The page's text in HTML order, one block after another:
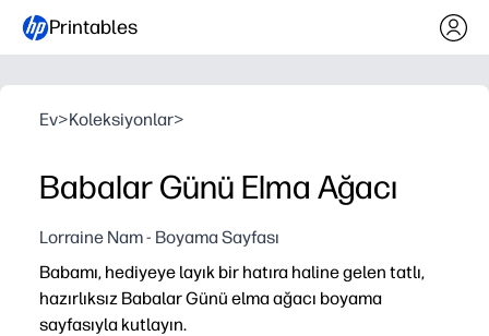
Printables
Ev>Koleksiyonlar>
Babalar Günü Elma Ağacı
Lorraine Nam - Boyama Sayfası
Babamı, hediyeye layık bir hatıra haline gelen tatlı,
hazırlıksız Babalar Günü elma ağacı boyama
sayfasıyla kutlayın.